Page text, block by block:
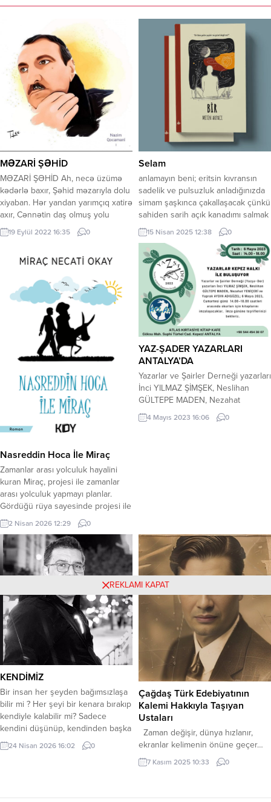
MƏZARİ ŞƏHİD
MƏZARİ ŞƏHİD Ah, necə üzümə
kədərlə baxır, Şəhid məzarıyla dolu
xiyaban. Hər yandan yarımçıq xatirə
axır, Cənnətin daş olmuş yolu
xiyaban. Burda təbəssümdən libas
geyib qəm, Burda məhəbbətin dadı
aləm, Burda məhəbbətin adı
daşdadır. Daşlardan üzümə
boylanan gözlər, Vətən sevgisiylə
necə də toxdur. Yarımçıq arzular,...
19 Eylül 2022 16:35 0
Selam
anlamayın beni; eritsin kıvransın
sadelik ve pulsuzluk anladığınızda
simam şaşkınca çakallaşacak çünkü
sahiden sarih açık kanadımı salmak
istiyorum azat olmak kötülüğü
parçalayıp, iyiliğe kuşanmak saf
rüyalardan safdillikten kanımca
doyumsuzca bilgi merakına atılmalı
yüreğim heyecanlarımı şafağa
açarak gözlerimi kirpiklerim
kucaklamalı sevinci, yası bir daha
doğmalıyım, ölmeliyim ve
dirilmeliyim aşkım atlaslarda
gezinmeli...
15 Nisan 2025 12:38 0
Nasreddin Hoca İle Miraç
Zamanlar arası yolculuk hayalini
kuran Miraç, projesi ile zamanlar
arası yolculuk yapmayı planlar.
Gördüğü rüya sayesinde projesi ile
birlikte Nasreddin Hoca’nın
yaşadığı zamana gider ve hikayesi
başlar. Zaman yolculuğu yapmaya
hazırsanız hadi başlayalım. Liste
Fiyatı: Yayın Tarihi: 25.03.2022
ISBN: 9786254202032 Dil:
TÜRKÇE Sayfa Sayısı: 114 Cilt Tipi:
Karton Kapak Kağıt...
2 Nisan 2026 12:29 0
YAZ-ŞADER YAZARLARI
ANTALYA’DA
Yazarlar ve Şairler Derneği yazarları
İnci YILMAZ ŞİMŞEK, Neslihan
GÜLTEPE MADEN, Nezahat
YENİÇERİ ve Yaprak ADIGÜZEL
AYDIN Antalya’da okurları için
4 Mayıs 2023 16:06 0
KENDİMİZ
Bir insan her şeyden bağımsızlaşa
bilir mi ? Her şeyi bir kenara bırakıp
kendiyle kalabilir mi? Sadece
kendini düşünüp, kendinden başka
düşüneceği kimsesi olmaması
olabilir mi? Sadece kendine
24 Nisan 2026 16:02 0
Çağdaş Türk Edebiyatının
Kalemi Hakkıyla Taşıyan
Ustaları
Zaman değişir, dünya hızlanır,
ekranlar kelimenin önüne geçer…
Ama hâlâ vardır; dizinin dibinde
kitap biriktiren, kelimeyi namus
7 Kasım 2025 10:33 0
REKLAMI KAPAT